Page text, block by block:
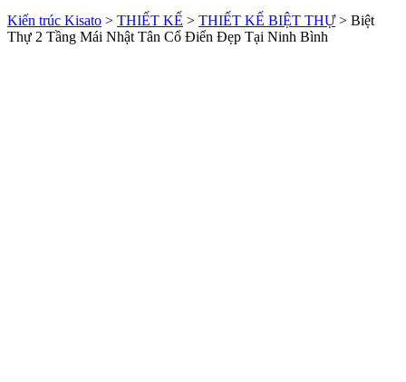
Kiến trúc Kisato > THIẾT KẾ > THIẾT KẾ BIỆT THỰ> Biệt
Thự 2 Tầng Mái Nhật Tân Cổ Điển Đẹp Tại Ninh Bình